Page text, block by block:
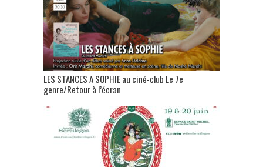
LES STANCES A SOPHIE au ciné-club Le 7e
genre/Retour à l’écran